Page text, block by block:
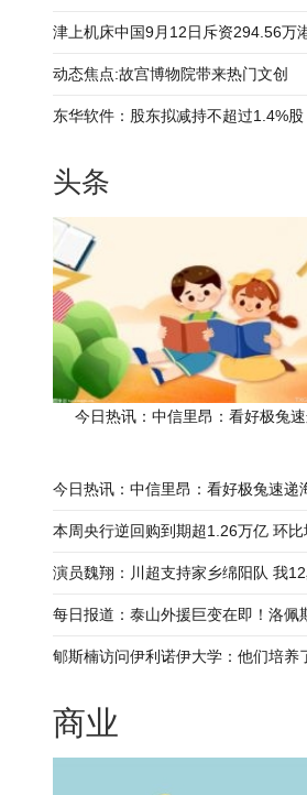
津上机床中国9月12日斥资294.56万
动态焦点:故宫博物院带来热门文创
东华软件：股东拟减持不超过1.4%股
头条
今日热讯：中信里昂：看好极兔
今日热讯：中信里昂：看好极兔速递
本周央行逆回购到期超1.26万亿 环
演员魏翔：川超支持家乡绵阳队 我
每日报道：泰山外援巨变在即！洛佩
郇斯楠访问伊利诺伊大学：他们培养
商业